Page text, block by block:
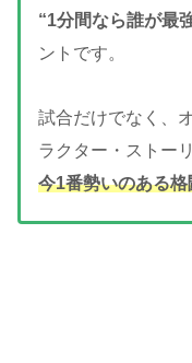
“1分間なら誰が最
ントです。
試合だけでなく、
ラクター・ストー
今1番勢いのある